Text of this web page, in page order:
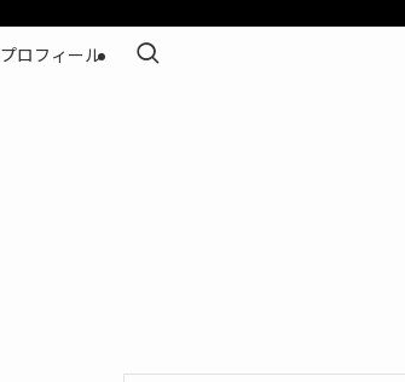
プロフィール